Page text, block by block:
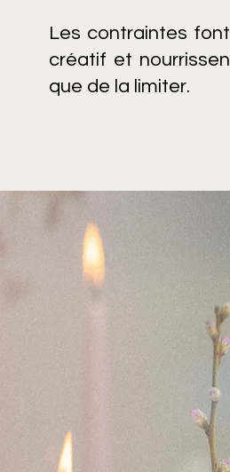
Les contraintes
créatif et
que de la limiter.